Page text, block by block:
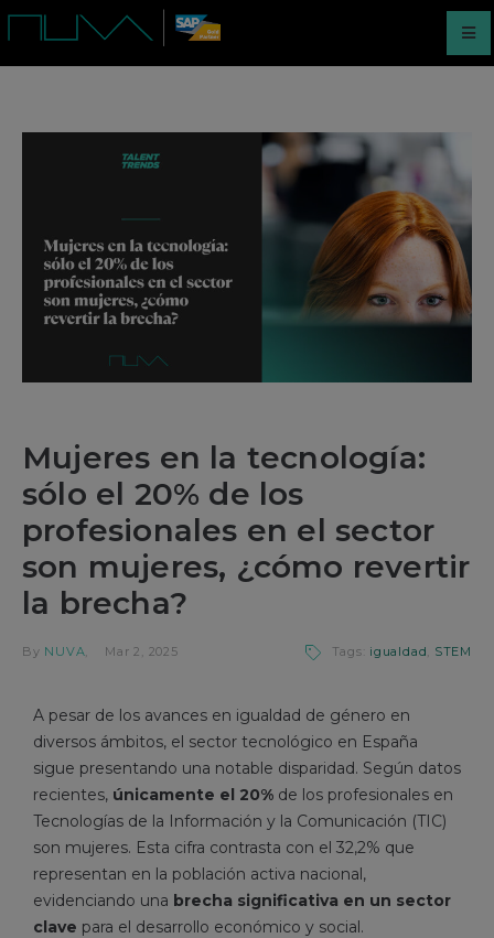
Mujeres en la tecnología:
sólo el 20% de los
profesionales en el sector
son mujeres, ¿cómo revertir
la brecha?
By NUVA Mar 2, 2025 Tags: igualdad, STEM
A pesar de los avances en igualdad de género en
diversos ámbitos, el sector tecnológico en España
sigue presentando una notable disparidad. Según datos
recientes, únicamente el 20% de los profesionales en
Tecnologías de la Información y la Comunicación (TIC)
son mujeres. Esta cifra contrasta con el 32,2% que
representan en la población activa nacional,
evidenciando una brecha significativa en un sector
clave para el desarrollo económico y social.